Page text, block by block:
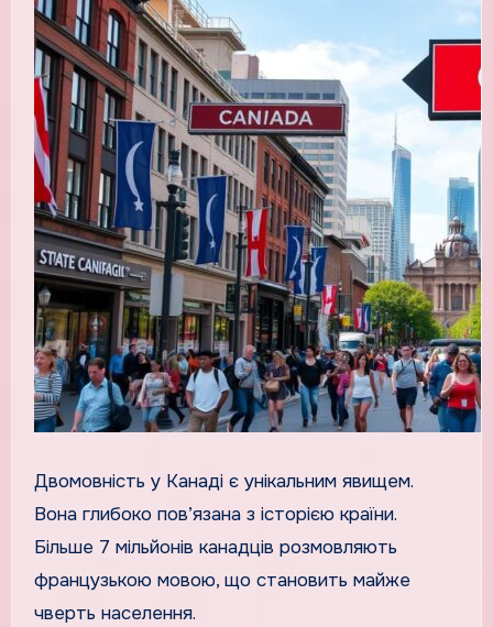
Двомовність у Канаді є унікальним явищем.
Вона глибоко пов’язана з історією країни.
Більше 7 мільйонів канадців розмовляють
французькою мовою, що становить майже
чверть населення.